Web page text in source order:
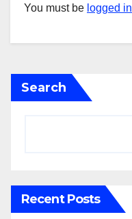
You must be logged in
Search
Recent Posts